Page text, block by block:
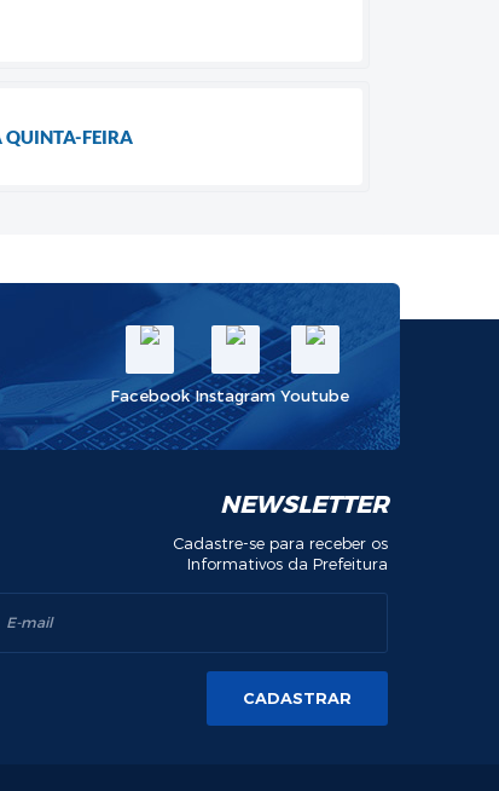
QUINTA-FEIRA
Facebook Instagram Youtube
NEWSLETTER
Cadastre-se para receber os
Informativos da Prefeitura
CADASTRAR